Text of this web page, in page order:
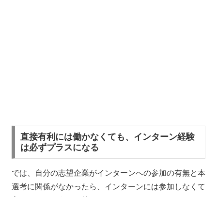
直接有利には働かなくても、インターン経験
は必ずプラスになる
では、自分の志望企業がインターンへの参加の有無と本
選考に関係がなかったら、インターンには参加しなくて